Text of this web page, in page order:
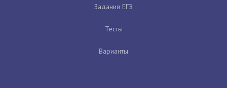
Задания ЕГЭ
Тесты
Варианты